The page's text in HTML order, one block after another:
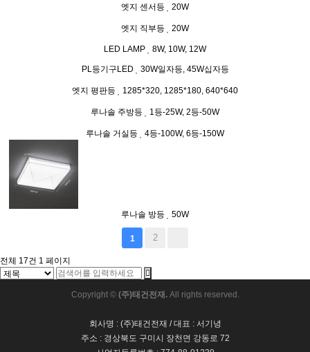
엣지 센서등 20W
엣지 직부등 20W
LED LAMP 8W, 10W, 12W
PL등기구LED 30W일자등, 45W십자등
엣지 평판등 1285*320, 1285*180, 640*640
루나솔 주방등 1등-25W, 2등-50W
루나솔 거실등 4등-100W, 6등-150W
루나솔 방등 50W
1 2
전체 17건 1 페이지
Copyright © (주)태건전재.All rights reserved.
회사명 : (주)태건전재 / 대표 : 서기녕
주소 : 경상북도 구미시 장천면 강동로 72